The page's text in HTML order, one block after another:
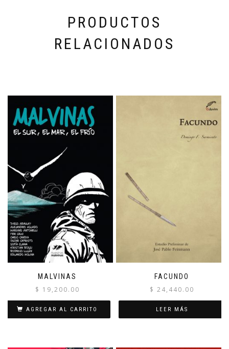
PRODUCTOS
RELACIONADOS
MALVINAS
$ 19,200.00
AGREGAR AL CARRITO
FACUNDO
$ 24,440.00
LEER MÁS